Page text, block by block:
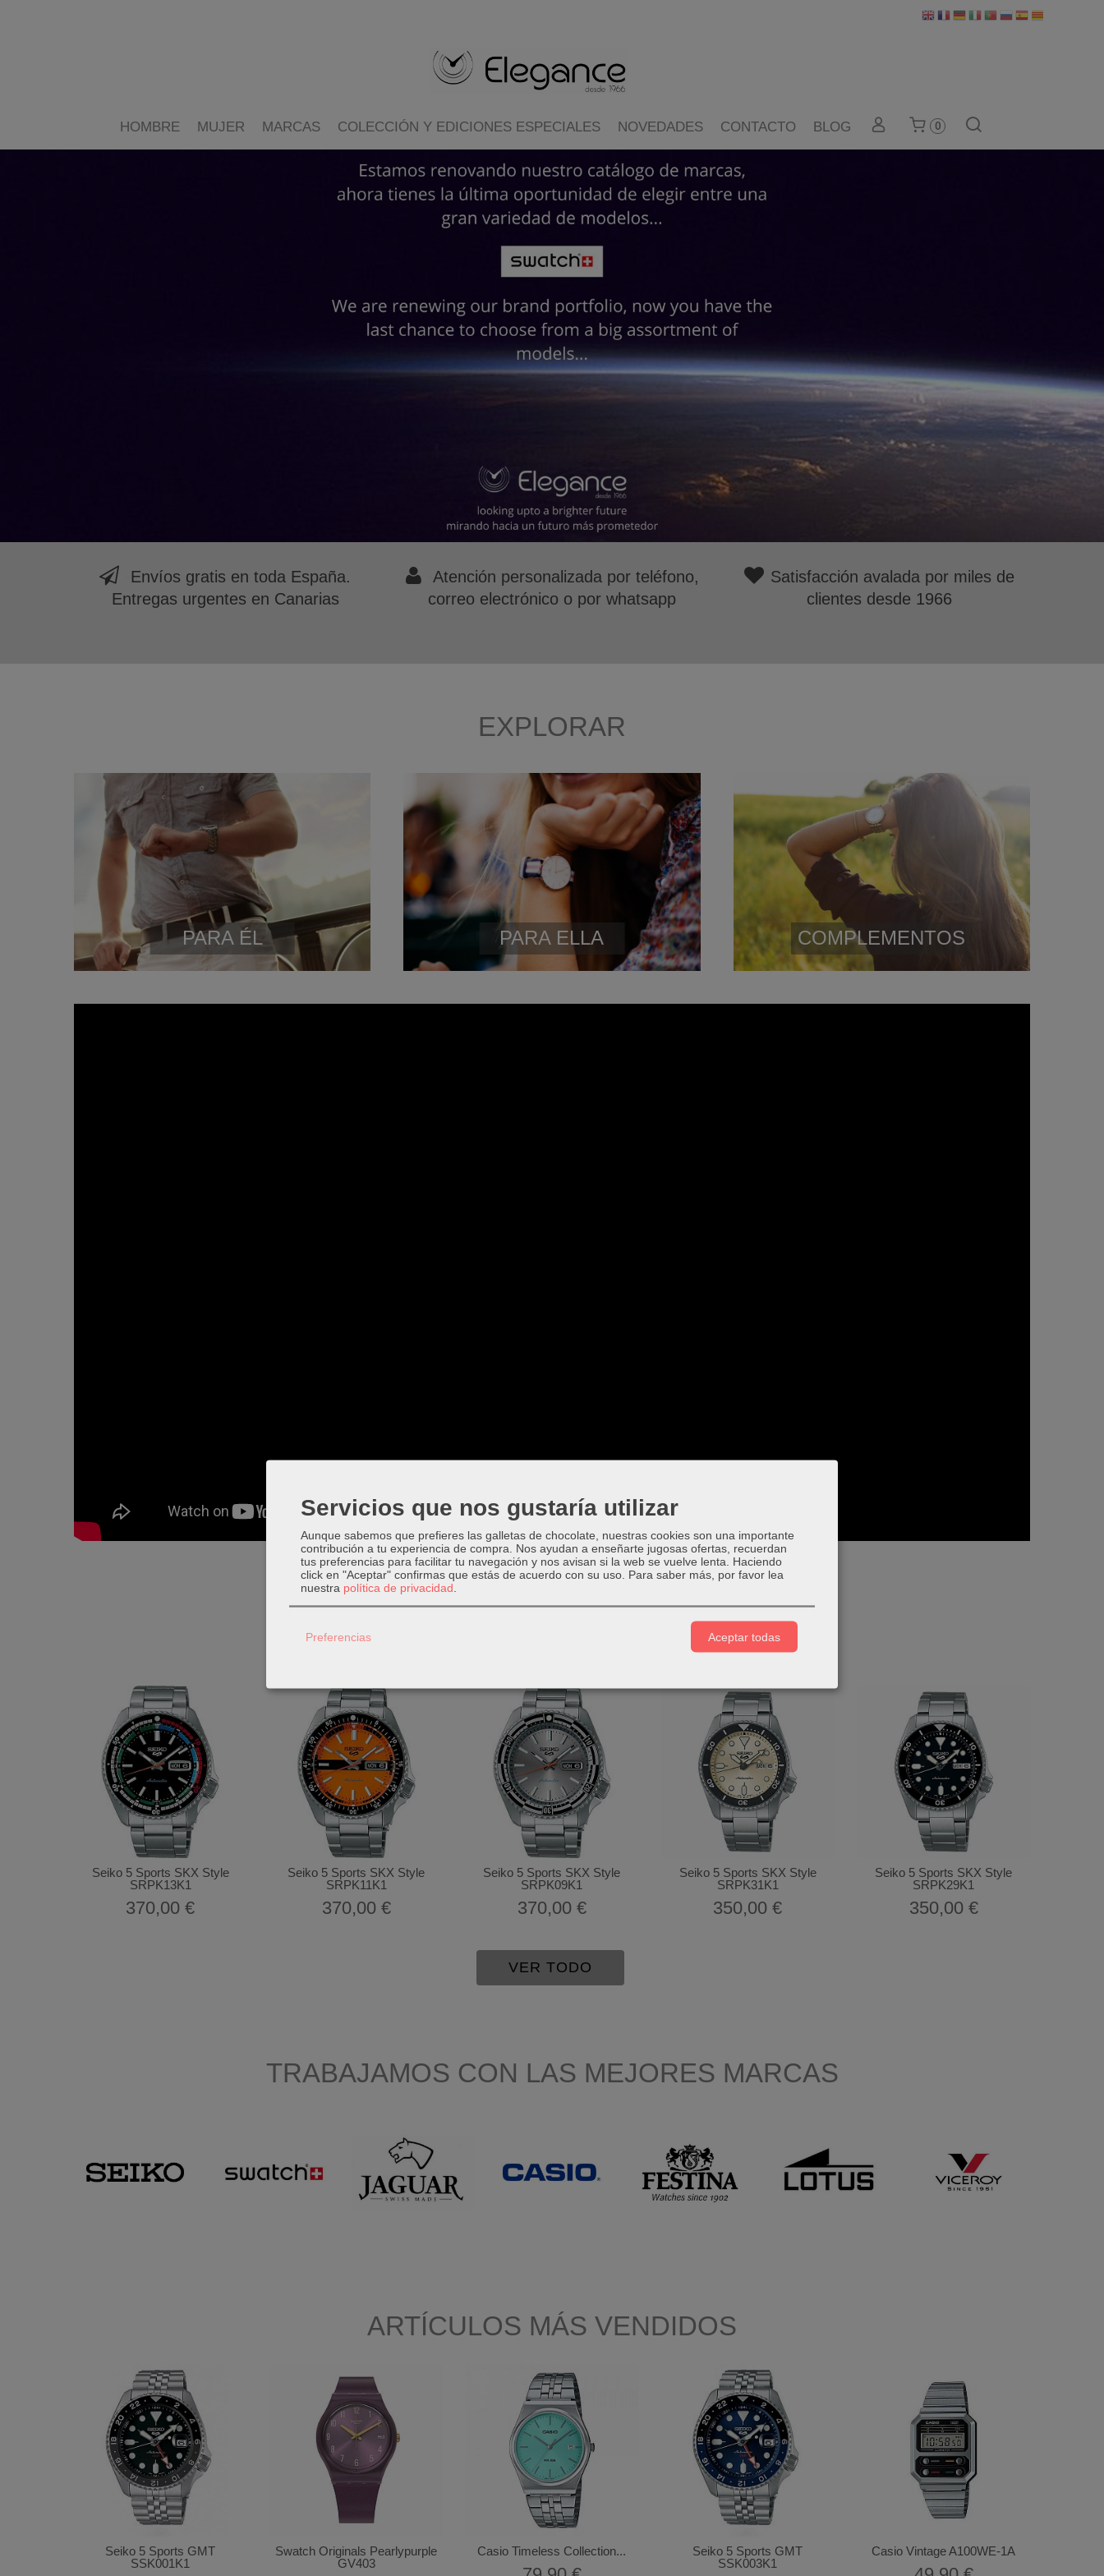
HOMBRE MUJER MARCAS COLECCIÓN Y EDICIONES ESPECIALES NOVEDADES CONTACTO BLOG 0

Envíos gratis en toda España.
Entregas urgentes en Canarias

Atención personalizada por teléfono,
correo electrónico o por whatsapp
- Satisfacción avalada por miles de
clientes desde 1966
EXPLORAR
PARA ÉL PARA ELLA COMPLEMENTOS
ARTÍCULOS MÁS POPULARES
Seiko 5 Sports SKX Style
SRPK13K1
370,00 €
Seiko 5 Sports SKX Style
SRPK11K1
370,00 €
Seiko 5 Sports SKX Style
SRPK09K1
370,00 €
Seiko 5 Sports SKX Style
SRPK31K1
350,00 €
Seiko 5 Sports SKX Style
SRPK29K1
350,00 €
VER TODO
TRABAJAMOS CON LAS MEJORES MARCAS
ARTÍCULOS MÁS VENDIDOS
Seiko 5 Sports GMT
SSK001K1
Swatch Originals Pearlypurple
GV403
Casio Timeless Collection...
Seiko 5 Sports GMT
SSK003K1
Casio Vintage A100WE-1A
Servicios que nos gustaría utilizar
Aunque sabemos que prefieres las galletas de chocolate, nuestras cookies son una importante
contribución a tu experiencia de compra. Nos ayudan a enseñarte jugosas ofertas, recuerdan
tus preferencias para facilitar tu navegación y nos avisan si la web se vuelve lenta. Haciendo
click en "Aceptar" confirmas que estás de acuerdo con su uso. Para saber más, por favor lea
nuestra política de privacidad
Preferencias Aceptar todas